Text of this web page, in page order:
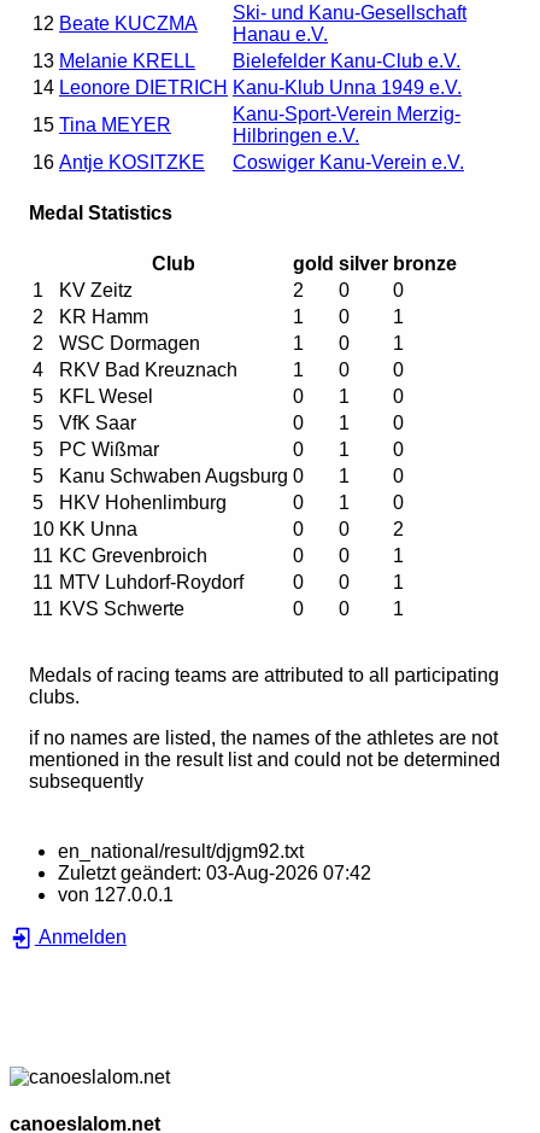
12 Beate KUCZMA
Ski- und Kanu-Gesellschaft
Hanau e.V.
13 Melanie KRELL
Bielefelder Kanu-Club e.V.
14 Leonore DIETRICH Kanu-Klub Unna 1949 e.V.
15 Tina MEYER
Kanu-Sport-Verein Merzig-
Hilbringen e.V.
16 Antje KOSITZKE Coswiger Kanu-Verein e.V.
Medal Statistics
Club gold silver bronze
1
KV Zeitz 2 0
0
2
KR Hamm 1 0
1
2
WSC Dormagen 1 0
1
4
RKV Bad Kreuznach 1 0
0
5
KFL Wesel 0 1
0
5
VfK Saar 0 1
0
5
PC Wißmar 0 1
0
5
Kanu Schwaben Augsburg 0 1
0
5
HKV Hohenlimburg 0 1
0
10 KK Unna 0 0
2
11 KC Grevenbroich 0 0
1
11 MTV Luhdorf-Roydorf 0 0
1
11 KVS Schwerte 0 0 1
Medals of racing teams are attributed to all participating
clubs.
if no names are listed, the names of the athletes are not
mentioned in the result list and could not be determined
subsequently
en_national/result/djgm92.txt
Zuletzt geändert: 03-Aug-2026 07:42
von 127.0.0.1
Anmelden
canoeslalom.net